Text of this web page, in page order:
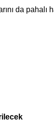
da pahalı